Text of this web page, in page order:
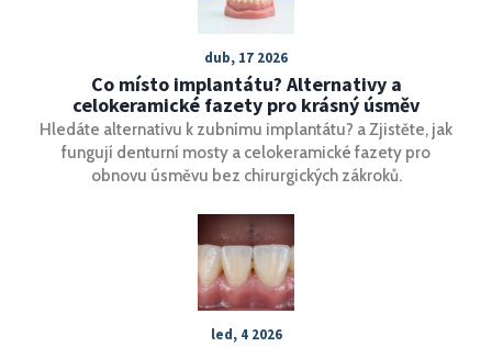
dub, 17 2026
Co místo implantátu? Alternativy a
celokeramické fazety pro krásný úsměv
Hledáte alternativu k zubnímu implantátu? a Zjistěte, jak
fungují denturní mosty a celokeramické fazety pro
obnovu úsměvu bez chirurgických zákroků.
led, 4 2026